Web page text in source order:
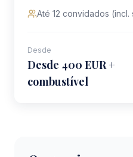
Até 12 convidados (incl.
Desde
Desde 400 EUR +
combustível